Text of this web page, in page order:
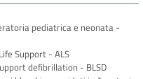
pediatrica e neonata -
Support - ALS
defibrillation - BLSD